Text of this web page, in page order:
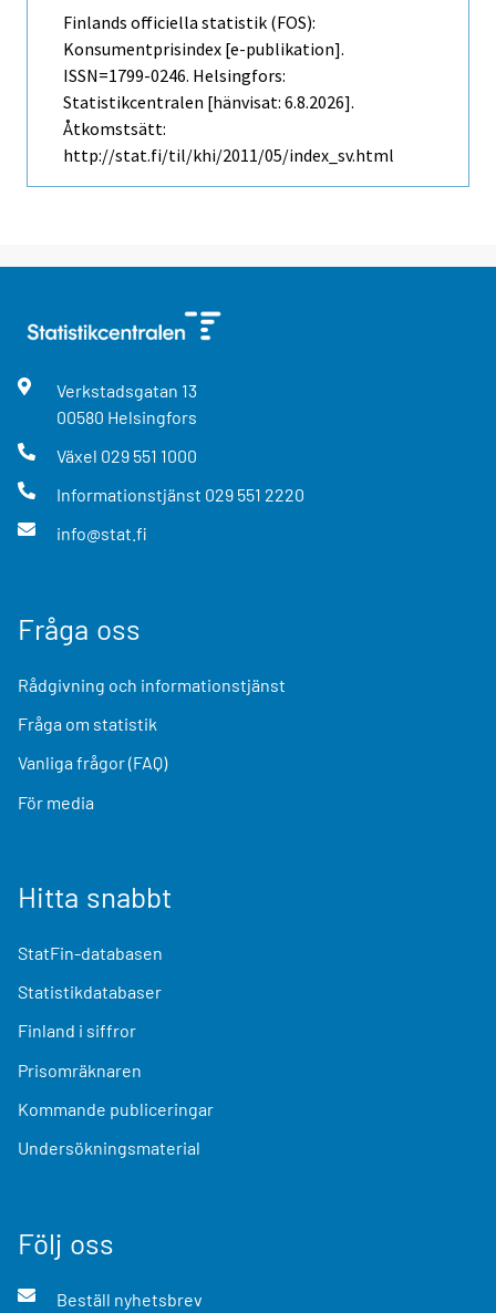
Finlands officiella statistik (FOS):
Konsumentprisindex [e-publikation].
ISSN=1799-0246. Helsingfors:
Statistikcentralen [hänvisat: 6.8.2026].
Åtkomstsätt:
http://stat.fi/til/khi/2011/05/index_sv.html
Verkstadsgatan 13
00580 Helsingfors
Växel 029 551 1000
Informationstjänst 029 551 2220
info@stat.fi
Fråga oss
Rådgivning och informationstjänst
Fråga om statistik
Vanliga frågor (FAQ)
För media
Hitta snabbt
StatFin-databasen
Statistikdatabaser
Finland i siffror
Prisomräknaren
Kommande publiceringar
Undersökningsmaterial
Följ oss
Beställ nyhetsbrev